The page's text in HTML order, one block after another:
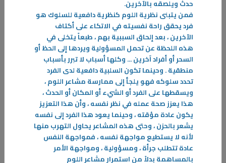
حدث ويلصقه بالآخرين.
فمن يتبنى نظرية اللوم كنظرية دافعية للسلوك هو
فرد يحقق راحة نفسيته في الاتكاء على أكتاف
الآخرين ، بعد إلحاق السببية بهم ، طبعاً يتخلى في
هذه اللحظة عن تحمل المسؤولية ويردها إلى الحظ أو
السحر أو أفراد آخرين ... وكلها أسباب لا تبرر بأسباب
منطقية . وحينما تكون السلبية دافعية لدى الفرد
تحدد سلوكه فهو يلجأ إلى ممارسة مشاعر اللوم ،
ويسقطها على الفرد أو الشيء أو المكان أو الحدث ،
هذا يعزز صحة عمله في نظر نفسه ، وأن هذا التعزيز
يكون عادة مؤقته ، وحينما يعود هذا الفرد إلى نفسه
يشعر بالحزن ، وحتى هذه المشاعر يحاول التهرب منها
لأنه لا يستطيع مواجهة نفسه ، فمواجهة النفس
عادة تتطلب جرأة ، ومسؤولية ، ومواجهة الأمر
بالمساهمة بدلاً من استمرار مشاعر اللوم